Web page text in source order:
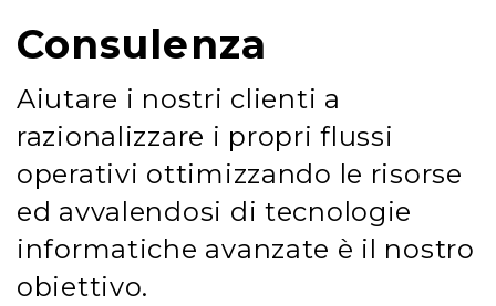
Consulenza
Aiutare i nostri clienti a
razionalizzare i propri flussi
operativi ottimizzando le risorse
ed avvalendosi di tecnologie
informatiche avanzate è il nostro
obiettivo.